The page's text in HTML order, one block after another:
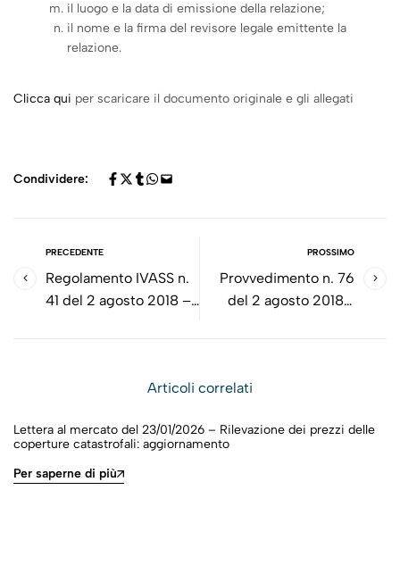
il luogo e la data di emissione della relazione;
il nome e la firma del revisore legale emittente la
relazione.
Clicca qui per scaricare il documento originale e gli allegati
Condividere:
PRECEDENTE
Regolamento IVASS n.
41 del 2 agosto 2018 –
realizzazione dei
PROSSIMO
Provvedimento n. 76
del 2 agosto 2018 -
9 del 14 novembre
Articoli correlati
Lettera al mercato del 23/01/2026 – Rilevazione dei prezzi delle
coperture catastrofali: aggiornamento
Per saperne di più